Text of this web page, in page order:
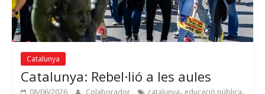
Catalunya
Catalunya: Rebel·lió a les aules
08/06/2026 Colaborador catalunya, educació pública,